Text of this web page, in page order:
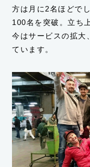
方は月に2名ほどで
100名を突破。立ち
今はサービスの拡大
ています。